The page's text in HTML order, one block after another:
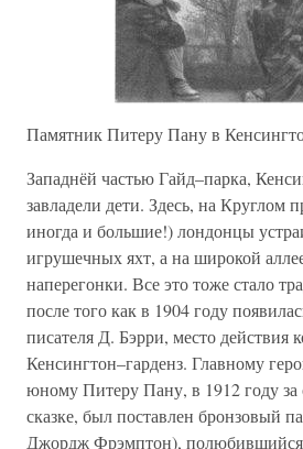
Памятник Питеру Пану в
Западнёй частью Гайд–парка,
завладели дети. Здесь, на Круглом
иногда и большие!) лондонцы
игрушечных яхт, а на широкой
наперегонки. Все это тоже стало
после того как в 1904 году
писателя Д. Бэрри, место действия
Кенсингтон–гарденз. Главному
юному Питеру Пану, в 1912 году за
сказке, был поставлен бронзовый
Джордж Фрэмптон),